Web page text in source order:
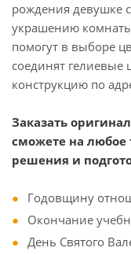
рождения девушке
украшению
помогут в выборе
соединят
конструкцию по
Заказать
сможете на
решения и
Годовщину
Окончание
День Святого